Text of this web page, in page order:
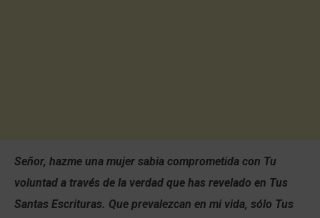
Señor, hazme una mujer sabia comprometida con Tu
voluntad a través de la verdad que has revelado en Tus
Santas Escrituras. Que prevalezcan en mi vida, sólo Tus